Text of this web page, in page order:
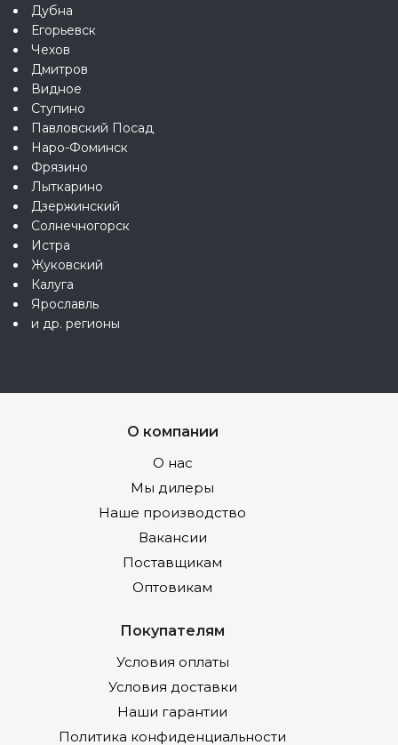
Дубна
Егорьевск
Чехов
Дмитров
Видное
Ступино
Павловский Посад
Наро-Фоминск
Фрязино
Лыткарино
Дзержинский
Солнечногорск
Истра
Жуковский
Калуга
Ярославль
и др. регионы
О компании
О нас
Мы дилеры
Наше производство
Вакансии
Поставщикам
Оптовикам
Покупателям
Условия оплаты
Условия доставки
Наши гарантии
Политика конфиденциальности